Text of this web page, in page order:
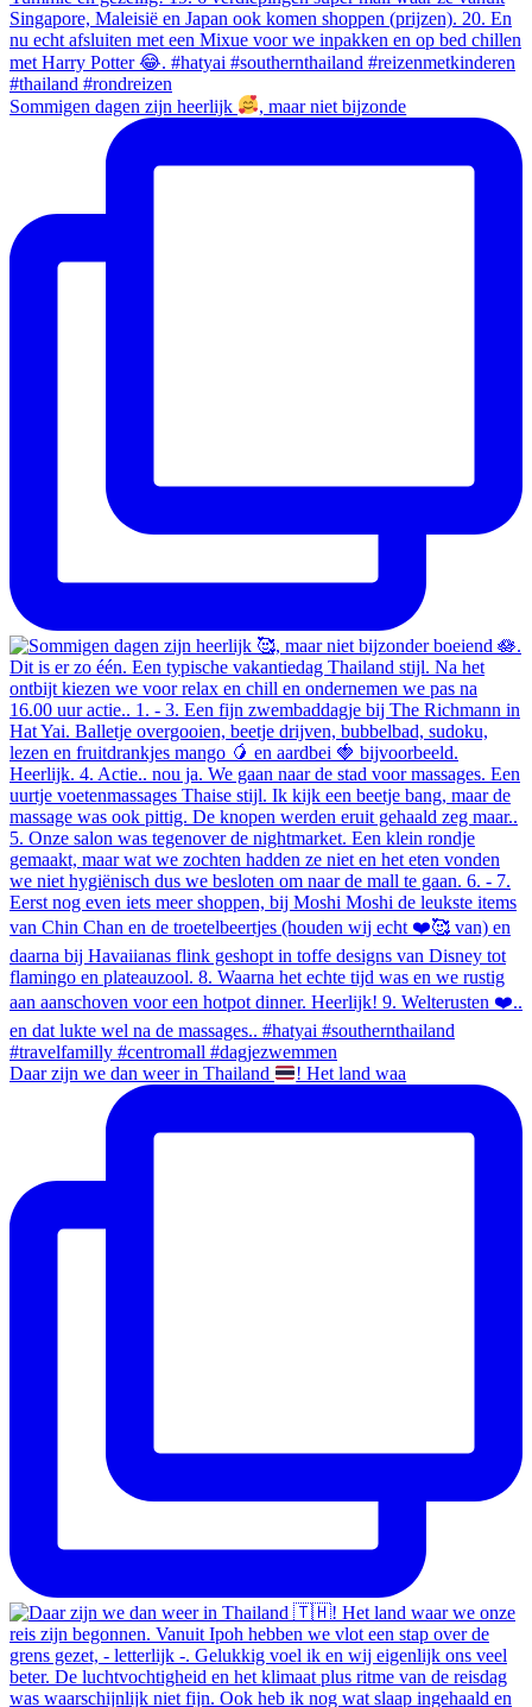
Sommigen dagen zijn heerlijk , maar niet bijzonde
Daar zijn we dan weer in Thailand ! Het land waa